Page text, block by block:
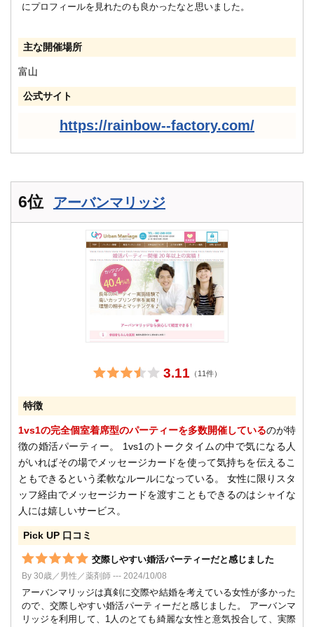
にプロフィールを見れたのも良かったなと思いました。
主な開催場所
富山
公式サイト
https://rainbow--factory.com/
6位 アーバンマリッジ
3.11 （11件）
特徴
1vs1の完全個室着席型のパーティーを多数開催しているのが特
徴の婚活パーティー。 1vs1のトークタイムの中で気になる人
がいればその場でメッセージカードを使って気持ちを伝えるこ
ともできるという柔軟なルールになっている。 女性に限りスタ
ッフ経由でメッセージカードを渡すこともできるのはシャイな
人には嬉しいサービス。
Pick UP 口コミ
交際しやすい婚活パーティーだと感じました
By 30歳／男性／薬剤師 --- 2024/10/08
アーバンマリッジは真剣に交際や結婚を考えている女性が多かった
ので、交際しやすい婚活パーティーだと感じました。 アーバンマ
リッジを利用して、1人のとても綺麗な女性と意気投合して、実際